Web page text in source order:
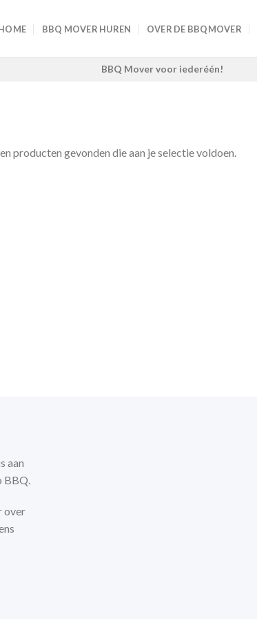
BBQ MOVER HUREN OVER DE BBQMOVER
BBQ Mover voor iederéén!
producten gevonden die aan je selectie voldoen.
aan
BBQ.
over